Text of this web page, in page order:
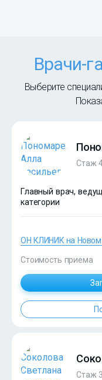
Врачи-
Выберите
?>
Стаж
Главный врач,
категории
ОН КЛИНИК на Новом
Стоимость приема
Стаж